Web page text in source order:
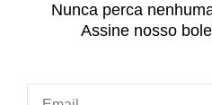
Nunca perca
Assine nosso